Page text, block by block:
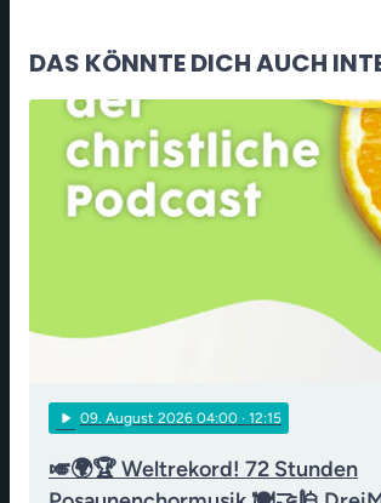
DAS KÖNNTE DICH AUCH
play_arrow 09. August 2026 04:00 · 12:15
🎺🌍🏆 Weltrekord! 72 Stunden